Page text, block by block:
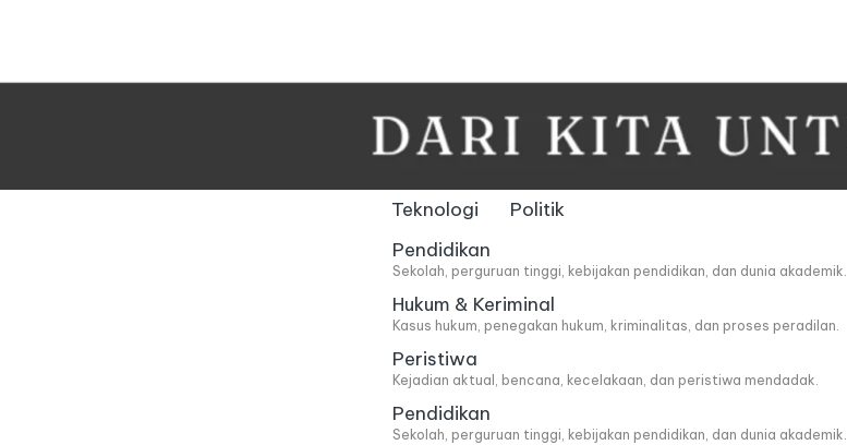
to
Teknologi
Politik
Pendidikan
Sekolah, perguruan tinggi, kebijakan pendidikan, dan dunia akademik.
Hukum & Keriminal
Kasus hukum, penegakan hukum, kriminalitas, dan proses peradilan.
Peristiwa
Kejadian aktual, bencana, kecelakaan, dan peristiwa mendadak.
Pendidikan
Sekolah, perguruan tinggi, kebijakan pendidikan, dan dunia akademik.